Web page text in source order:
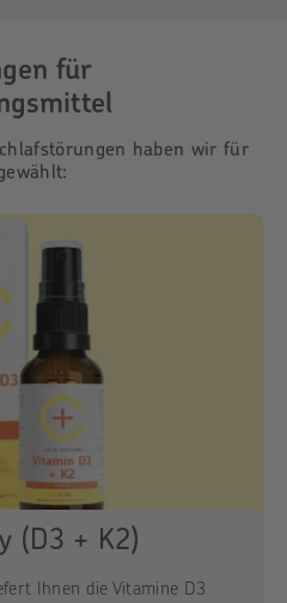
für
haben wir für
(D3 + K2)
Ihnen die Vitamine D3